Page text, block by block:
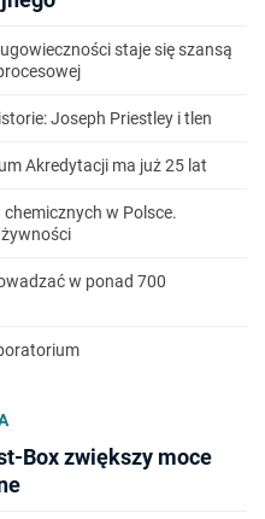
staje się szansą
Joseph Priestley i tlen
Akredytacji ma już 25 lat
w Polsce.
w ponad 700
Box zwiększy moce